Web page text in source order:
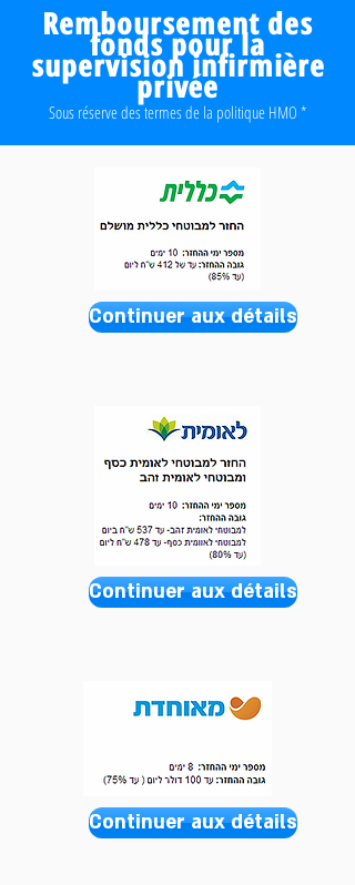
Remboursement des
fonds pour la
supervision infirmière
privée
* Sous réserve des termes de la politique HMO
Continuer aux détails
Continuer aux détails
Continuer aux détails